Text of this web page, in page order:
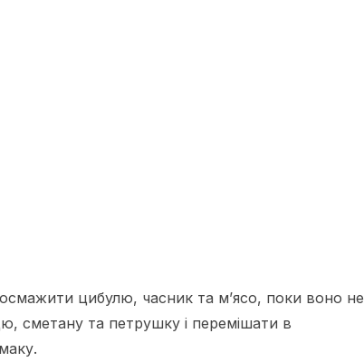
цибулю, часник та м’ясо, поки воно не
сметану та петрушку і перемішати в